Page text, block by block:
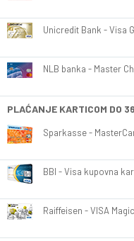
Unicredit Bank - Visa
NLB banka - Master
PLAĆANJE KARTICOM DO
Sparkasse -
BBI - Visa kupovna
Raiffeisen - VISA